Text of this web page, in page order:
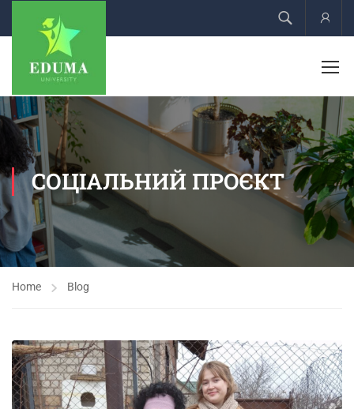
СОЦІАЛЬНИЙ ПРОЄКТ
Home Blog